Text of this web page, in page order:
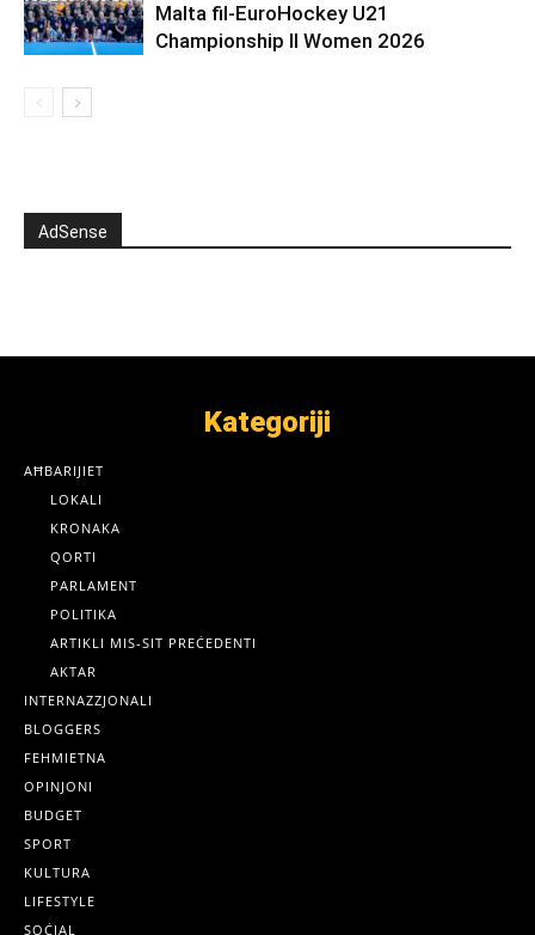
Malta fil-EuroHockey U21
Championship II Women 2026
AdSense
Kategoriji
AĦBARIJIET
LOKALI
KRONAKA
QORTI
PARLAMENT
POLITIKA
ARTIKLI MIS-SIT PREĊEDENTI
AKTAR
INTERNAZZJONALI
BLOGGERS
FEHMIETNA
OPINJONI
BUDGET
SPORT
KULTURA
LIFESTYLE
SOĊJAL